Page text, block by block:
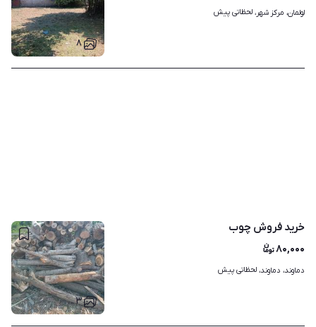
۸
لولمان، مرکز شهر، لحظاتی پیش
۳
خرید فروش چوب
۸۰,۰۰۰
دماوند، دماوند، لحظاتی پیش